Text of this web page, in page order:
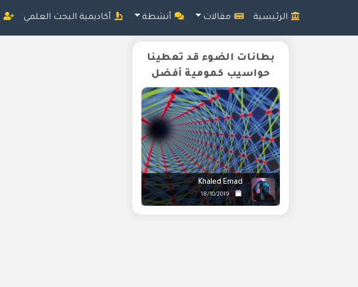
الرئيسية مقالات أنشطة أكاديمية البحث العلمي
بطانات الضوء قد تعطينا
حواسيب كمومية أفضل
Khaled Emad
18/10/2019